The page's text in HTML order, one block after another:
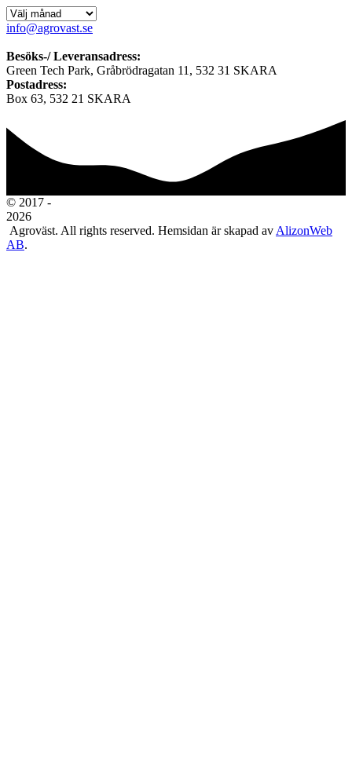
Nyhetsarkiv
info@agrovast.se
Besöks-/ Leveransadress:
Green Tech Park, Gråbrödragatan 11, 532 31 SKARA
Postadress:
Box 63, 532 21 SKARA
© 2017 -
2026
Agroväst. All rights reserved. Hemsidan är skapad av AlizonWeb
AB.